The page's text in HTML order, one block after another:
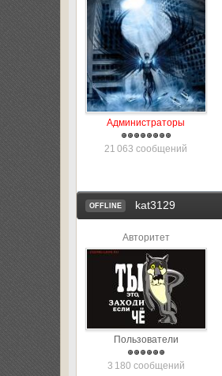
Администраторы
21 063 сообщений
OFFLINE kat3129
Авторитет
Пользователи
3 180 сообщений